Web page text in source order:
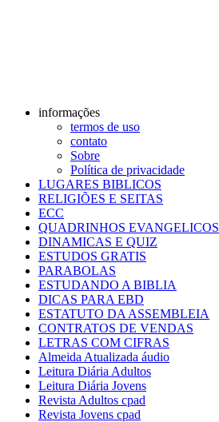
informações
termos de uso
contato
Sobre
Política de privacidade
LUGARES BIBLICOS
RELIGIÕES E SEITAS
ECC
QUADRINHOS EVANGELICOS
DINAMICAS E QUIZ
ESTUDOS GRATIS
PARABOLAS
ESTUDANDO A BIBLIA
DICAS PARA EBD
ESTATUTO DA ASSEMBLEIA
CONTRATOS DE VENDAS
LETRAS COM CIFRAS
Almeida Atualizada áudio
Leitura Diária Adultos
Leitura Diária Jovens
Revista Adultos cpad
Revista Jovens cpad